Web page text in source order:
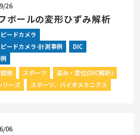
26
ボールの変形ひずみ解析
ードカメラ
ードカメラ-計測事例
DIC
発
スポーツ
歪み・変位(DIC解析)
リーズ
スポーツ、バイオメカニクス
06